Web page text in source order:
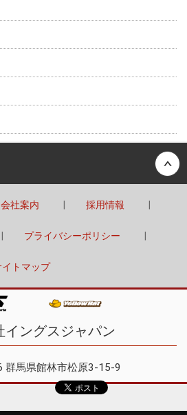
会社案内 採用情報
プライバシーポリシー
イトマップ
イングスジャパン
群馬県館林市松原3-15-9